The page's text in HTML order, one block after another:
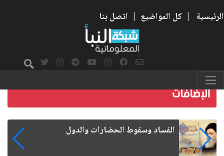
الرئيسية | كل المواضيع | اتصل بنا
رواتب الموظفين على صفيح ساخن